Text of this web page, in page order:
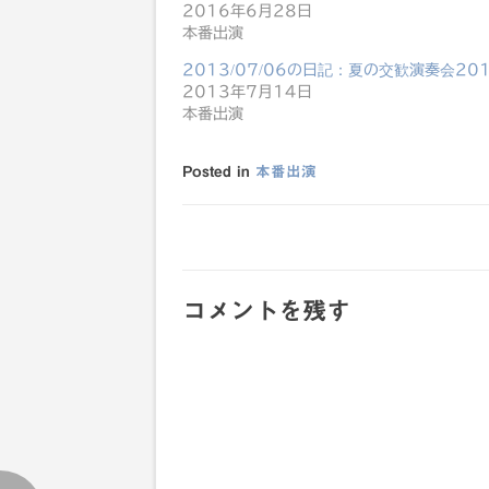
2016年6月28日
本番出演
2013/07/06の日記：夏の交歓演奏会
2013年7月14日
本番出演
Posted in 本番出演
ナ
コメントを残す